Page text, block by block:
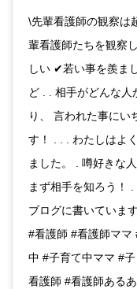
\先輩看護師の観察は
輩看護師たちを観察
しい ✔︎若い事を羨ま
ど . . 相手がどんな
り、 言われた事にい
す！ . . . わたしはよ
ました。 . 噂好きな
まず相手を知ろう！
ブログに書いています
#看護師 #看護師ママ
中 #子育て中ママ #
看護師 #看護師ある